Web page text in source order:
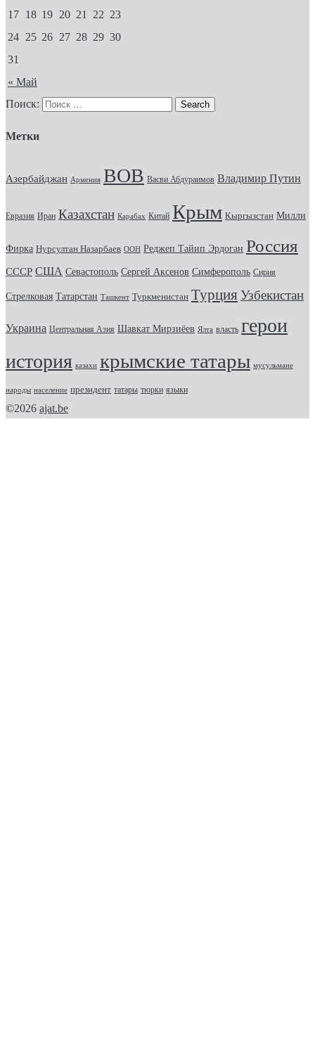
« Май
17 18 19 20 21 22 23
24 25 26 27 28 29 30
31
Поиск:
Метки
Азербайджан Армения ВОВ Васви Абдураимов Владимир Путин
Евразия Иран Казахстан Карабах Китай Крым Кыргызстан Милли
Фирка Нурсултан Назарбаев ООН Реджеп Тайип Эрдоган Россия
СССР США Севастополь Сергей Аксенов Симферополь Сирия
Стрелковая Татарстан Ташкент Туркменистан Турция Узбекистан
Украина Центральная Азия Шавкат Мирзиёев Ялта власть герои
история казахи крымские татары мусульмане
народы население президент татары тюрки языки
©2026 ajat.be